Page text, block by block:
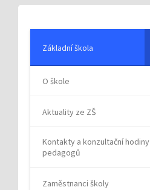
Základní škola
O škole
Aktuality ze ZŠ
Kontakty a konzultační hodiny
pedagogů
Zaměstnanci školy